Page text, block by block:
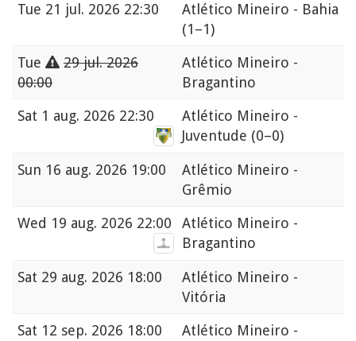
Tue 21 jul. 2026 22:30
Atlético Mineiro - Bahia
(1–1)
Tue
29 jul. 2026
00:00
Atlético Mineiro -
Bragantino
Sat 1 aug. 2026 22:30
Atlético Mineiro -
Juventude (0–0)
Sun 16 aug. 2026 19:00
Atlético Mineiro -
Grêmio
Wed 19 aug. 2026 22:00
Atlético Mineiro -
Bragantino
Sat 29 aug. 2026 18:00
Atlético Mineiro -
Vitória
Sat 12 sep. 2026 18:00
Atlético Mineiro -